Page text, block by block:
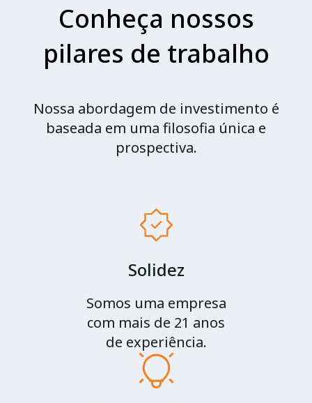
Conheça nossos
pilares de trabalho
Nossa abordagem de investimento é
baseada em uma filosofia única e
prospectiva.
Solidez
Somos uma empresa
com mais de 21 anos
de experiência.